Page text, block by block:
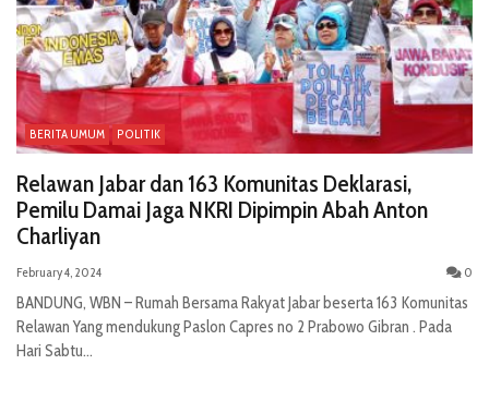
BERITA UMUM POLITIK
Relawan Jabar dan 163 Komunitas Deklarasi,
Pemilu Damai Jaga NKRI Dipimpin Abah Anton
Charliyan
February 4, 2024 0
BANDUNG, WBN – Rumah Bersama Rakyat Jabar beserta 163 Komunitas
Relawan Yang mendukung Paslon Capres no 2 Prabowo Gibran . Pada
Hari Sabtu...